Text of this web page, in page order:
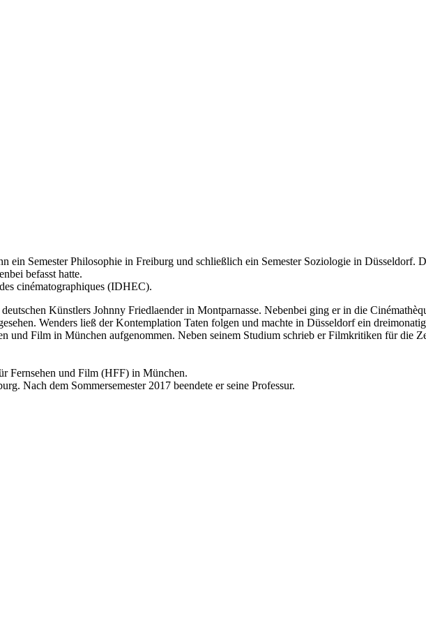
ein Semester Philosophie in Freiburg und schließlich ein Semester Soziologie in Düsseldorf.
befasst hatte.
cinématographiques (IDHEC).
Künstlers Johnny Friedlaender in Montparnasse. Nebenbei ging er in die
Wenders ließ der Kontemplation Taten folgen und machte in Düsseldorf ein
und Film in München aufgenommen. Neben seinem Studium schrieb er Filmkritiken für die
Fernsehen und Film (HFF) in München.
Nach dem Sommersemester 2017 beendete er seine Professur.